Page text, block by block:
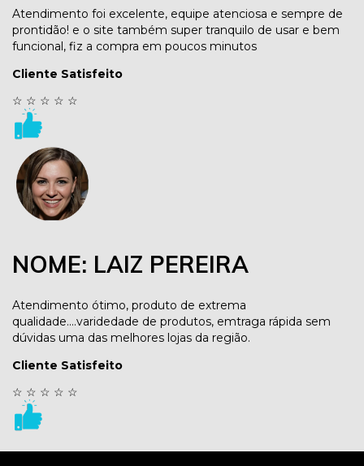
Atendimento foi excelente, equipe atenciosa e sempre de
prontidão! e o site também super tranquilo de usar e bem
funcional, fiz a compra em poucos minutos
Cliente Satisfeito
☆ ☆ ☆ ☆ ☆
NOME: LAIZ PEREIRA
Atendimento ótimo, produto de extrema
qualidade....varidedade de produtos, emtraga rápida sem
dúvidas uma das melhores lojas da região.
Cliente Satisfeito
☆ ☆ ☆ ☆ ☆